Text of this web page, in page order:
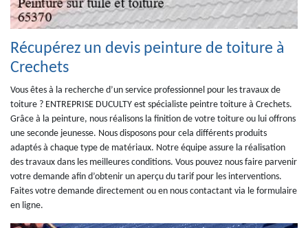
Récupérez un devis peinture de toiture à
Crechets
Vous êtes à la recherche d’un service professionnel pour les travaux de
toiture ? ENTREPRISE DUCULTY est spécialiste peintre toiture à Crechets.
Grâce à la peinture, nous réalisons la finition de votre toiture ou lui offrons
une seconde jeunesse. Nous disposons pour cela différents produits
adaptés à chaque type de matériaux. Notre équipe assure la réalisation
des travaux dans les meilleures conditions. Vous pouvez nous faire parvenir
votre demande afin d’obtenir un aperçu du tarif pour les interventions.
Faites votre demande directement ou en nous contactant via le formulaire
en ligne.